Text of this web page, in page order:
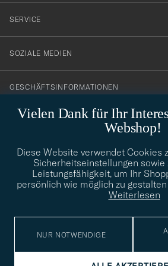
Vielen Dank für Ihr
Webshop!
Diese Website verwendet Cookies
Sicherheitseinstellungen sowie
Leistungsfähigkeit, um Ihr
persönlich wie möglich zu
Weiterlesen
NUR NOTWENDIGE
nyhetsbrev!
SERVICE
SOZIALE MEDIEN
GESCHÄFTSINFORMATIONEN
info@careofcarl.de
Benötigen Sie Hilfe bei der Suche nach
Wenden Sie sich an uns, wir helfen Ihnen